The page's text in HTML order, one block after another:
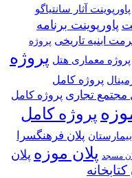
پاورپوینت آثار سانتیاگو
پاورپوینت برنامه
ابنیه تاریخی پروژه
پروژه معماری هتل پروژه
پروژه کامل
مجتمع تجاری پروژه کامل
پروژه کامل
بیمارستان پلان فرهنگسرا
مسجد پلان موزه پلان
کتابخانه